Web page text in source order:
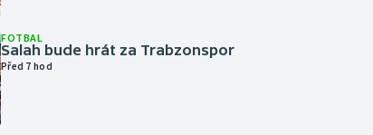
FOTBAL
Salah bude hrát za Trabzonspor
Před 7 hod